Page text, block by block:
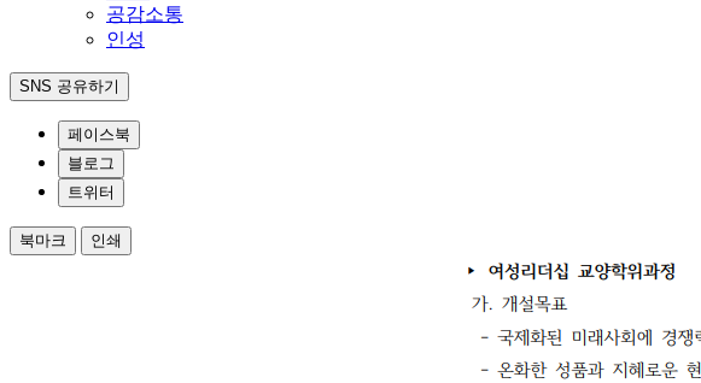
공감소통
인성
SNS 공유하기
페이스북
블로그
트위터
북마크 인쇄